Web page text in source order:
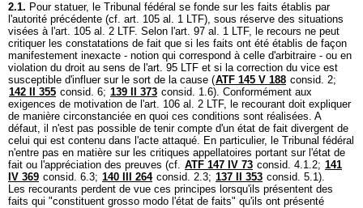
2.1. Pour statuer, le Tribunal fédéral se fonde sur les faits établis par
l'autorité précédente (cf. art. 105 al. 1 LTF), sous réserve des situations
visées à l'art. 105 al. 2 LTF. Selon l'art. 97 al. 1 LTF, le recours ne peut
critiquer les constatations de fait que si les faits ont été établis de façon
manifestement inexacte - notion qui correspond à celle d'arbitraire - ou en
violation du droit au sens de l'art. 95 LTF et si la correction du vice est
susceptible d'influer sur le sort de la cause (ATF 145 V 188 consid. 2;
142 II 355 consid. 6; 139 II 373 consid. 1.6). Conformément aux
exigences de motivation de l'art. 106 al. 2 LTF, le recourant doit expliquer
de manière circonstanciée en quoi ces conditions sont réalisées. A
défaut, il n'est pas possible de tenir compte d'un état de fait divergent de
celui qui est contenu dans l'acte attaqué. En particulier, le Tribunal fédéral
n'entre pas en matière sur les critiques appellatoires portant sur l'état de
fait ou l'appréciation des preuves (cf. ATF 147 IV 73 consid. 4.1.2; 141
IV 369 consid. 6.3; 140 III 264 consid. 2.3; 137 II 353 consid. 5.1).
Les recourants perdent de vue ces principes lorsqu'ils présentent des
faits qui "constituent grosso modo l'état de faits" qu'ils ont présenté